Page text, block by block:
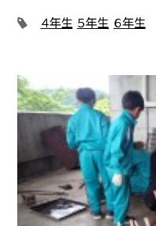
４年生 ５年生 ６年生